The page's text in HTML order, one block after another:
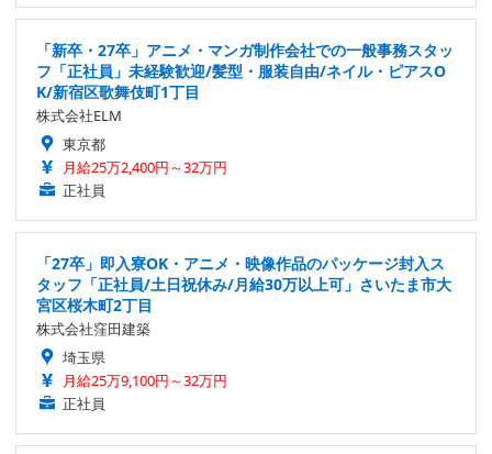
「新卒・27卒」アニメ・マンガ制作会社での一般事務スタッ
フ「正社員」未経験歓迎/髪型・服装自由/ネイル・ピアスO
K/新宿区歌舞伎町1丁目
株式会社ELM
東京都
月給25万2,400円～32万円
正社員
「27卒」即入寮OK・アニメ・映像作品のパッケージ封入ス
タッフ「正社員/土日祝休み/月給30万以上可」さいたま市大
宮区桜木町2丁目
株式会社窪田建築
埼玉県
月給25万9,100円～32万円
正社員